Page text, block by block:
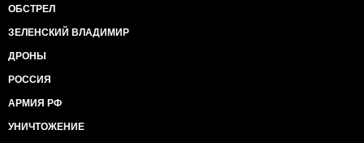
ОБСТРЕЛ
ЗЕЛЕНСКИЙ ВЛАДИМИР
ДРОНЫ
РОССИЯ
АРМИЯ РФ
УНИЧТОЖЕНИЕ